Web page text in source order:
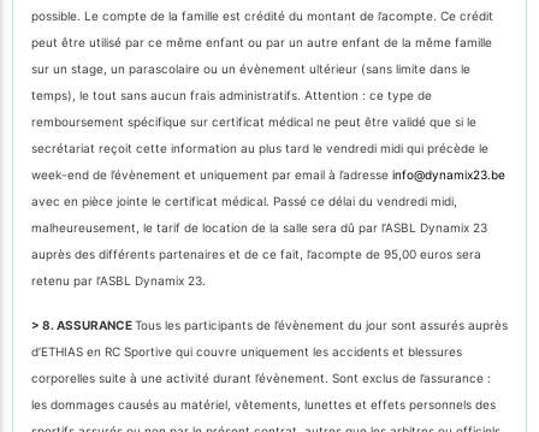
possible. Le compte de la famille est crédité du montant de l’acompte. Ce crédit
peut être utilisé par ce même enfant ou par un autre enfant de la même famille
sur un stage, un parascolaire ou un évènement ultérieur (sans limite dans le
temps), le tout sans aucun frais administratifs. Attention : ce type de
remboursement spécifique sur certificat médical ne peut être validé que si le
secrétariat reçoit cette information au plus tard le vendredi midi qui précède le
week-end de l’évènement et uniquement par email à l’adresse info@dynamix23.be
avec en pièce jointe le certificat médical. Passé ce délai du vendredi midi,
malheureusement, le tarif de location de la salle sera dû par l’ASBL Dynamix 23
auprès des différents partenaires et de ce fait, l’acompte de 95,00 euros sera
retenu par l’ASBL Dynamix 23.
> 8. ASSURANCETous les participants de l’évènement du jour sont assurés auprès
d’ETHIAS en RC Sportive qui couvre uniquement les accidents et blessures
corporelles suite à une activité durant l’évènement. Sont exclus de l’assurance :
les dommages causés au matériel, vêtements, lunettes et effets personnels des